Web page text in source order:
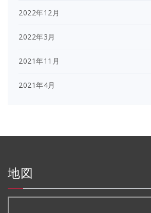
2022年12月
2022年3月
2021年11月
2021年4月
地図